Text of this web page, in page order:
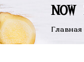
Главная